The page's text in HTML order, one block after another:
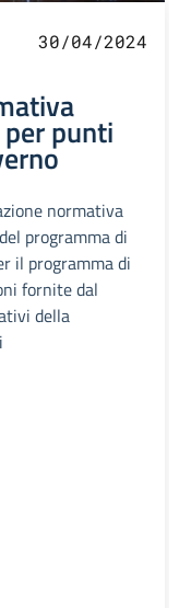
30/04/2024
punti
normativa
programma di
il programma di
fornite dal
della